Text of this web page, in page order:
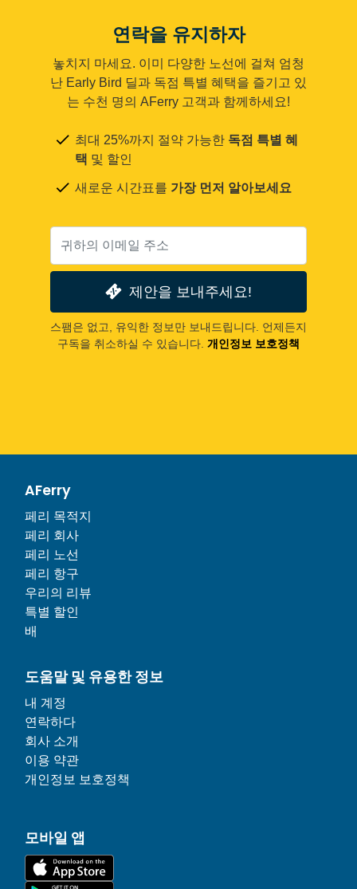
연락을 유지하자
놓치지 마세요. 이미 다양한 노선에 걸쳐 엄청
난 Early Bird 딜과 독점 특별 혜택을 즐기고 있
는 수천 명의 AFerry 고객과 함께하세요!
최대 25%까지 절약 가능한 독점 특별 혜
택 및 할인
새로운 시간표를 가장 먼저 알아보세요
제안을 보내주세요!
스팸은 없고, 유익한 정보만 보내드립니다. 언제든지
구독을 취소하실 수 있습니다. 개인정보 보호정책
AFerry
페리 목적지
페리 회사
페리 노선
페리 항구
우리의 리뷰
특별 할인
배
도움말 및 유용한 정보
내 계정
연락하다
회사 소개
이용 약관
개인정보 보호정책
모바일 앱